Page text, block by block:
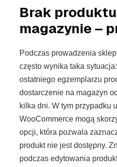
Brak
magazynie –
Podczas prowadzenia
często wynika taka
ostatniego egzemplarzu
dostarczenie na magazyn
kilka dni. W tym przypadku
WooCommerce mogą
opcji, która pozwala
produkt nie jest dostępny.
podczas edytowania